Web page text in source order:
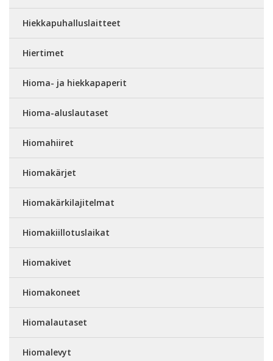
Hiekkapuhalluslaitteet
Hiertimet
Hioma- ja hiekkapaperit
Hioma-aluslautaset
Hiomahiiret
Hiomakärjet
Hiomakärkilajitelmat
Hiomakiillotuslaikat
Hiomakivet
Hiomakoneet
Hiomalautaset
Hiomalevyt